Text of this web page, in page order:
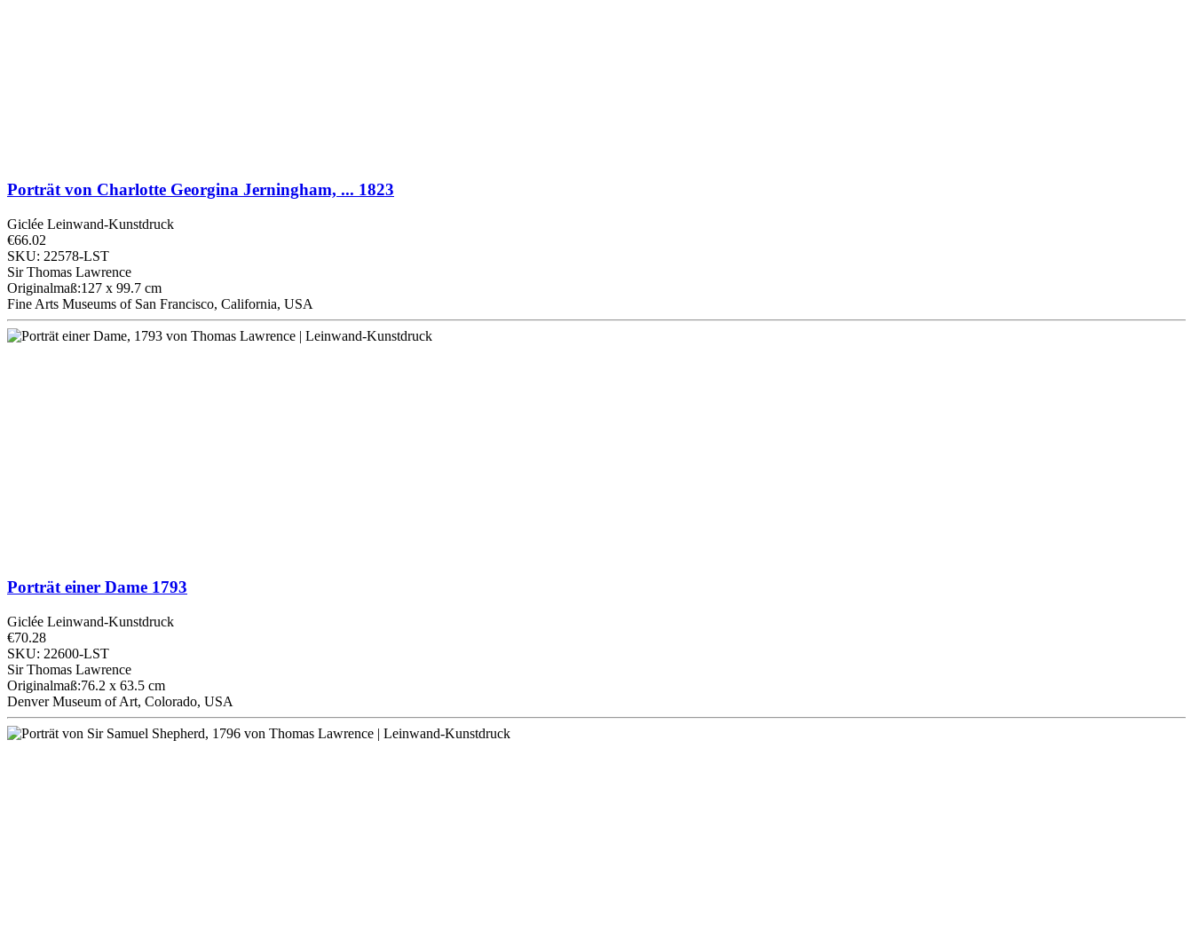
Porträt von Charlotte Georgina Jerningham, ... 1823
Giclée Leinwand-Kunstdruck
€66.02
SKU: 22578-LST
Sir Thomas Lawrence
Originalmaß:127 x 99.7 cm
Fine Arts Museums of San Francisco, California, USA
Porträt einer Dame 1793
Giclée Leinwand-Kunstdruck
€70.28
SKU: 22600-LST
Sir Thomas Lawrence
Originalmaß:76.2 x 63.5 cm
Denver Museum of Art, Colorado, USA